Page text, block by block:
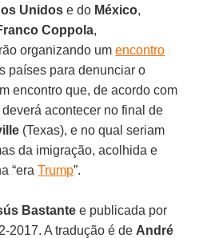
Unidose do México,
Coppola,
organizando umencontro
países para denunciar o
encontro que, de acordo com
acontecer no final de
(Texas), e no qual seriam
da imigração, acolhida e
“eraTrump”.
Bastantee publicada por
2017. A tradução é de André